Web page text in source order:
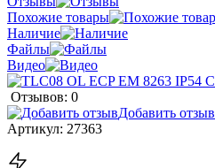
Похожие товары
Наличие
Файлы
Видео
Отзывов: 0
Добавить отзыв
Артикул: 27363